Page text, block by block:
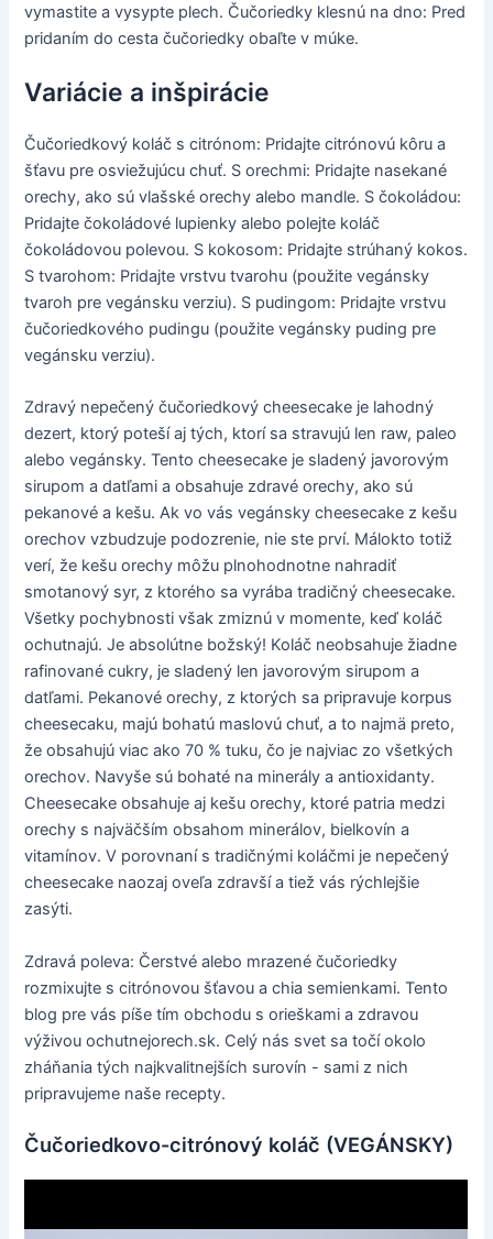
vymastite a vysypte plech. Čučoriedky klesnú na dno: Pred
pridaním do cesta čučoriedky obaľte v múke.
Variácie a inšpirácie
Čučoriedkový koláč s citrónom: Pridajte citrónovú kôru a
šťavu pre osviežujúcu chuť. S orechmi: Pridajte nasekané
orechy, ako sú vlašské orechy alebo mandle. S čokoládou:
Pridajte čokoládové lupienky alebo polejte koláč
čokoládovou polevou. S kokosom: Pridajte strúhaný kokos.
S tvarohom: Pridajte vrstvu tvarohu (použite vegánsky
tvaroh pre vegánsku verziu). S pudingom: Pridajte vrstvu
čučoriedkového pudingu (použite vegánsky puding pre
vegánsku verziu).
Zdravý nepečený čučoriedkový cheesecake je lahodný
dezert, ktorý poteší aj tých, ktorí sa stravujú len raw, paleo
alebo vegánsky. Tento cheesecake je sladený javorovým
sirupom a datľami a obsahuje zdravé orechy, ako sú
pekanové a kešu. Ak vo vás vegánsky cheesecake z kešu
orechov vzbudzuje podozrenie, nie ste prví. Málokto totiž
verí, že kešu orechy môžu plnohodnotne nahradiť
smotanový syr, z ktorého sa vyrába tradičný cheesecake.
Všetky pochybnosti však zmiznú v momente, keď koláč
ochutnajú. Je absolútne božský! Koláč neobsahuje žiadne
rafinované cukry, je sladený len javorovým sirupom a
datľami. Pekanové orechy, z ktorých sa pripravuje korpus
cheesecaku, majú bohatú maslovú chuť, a to najmä preto,
že obsahujú viac ako 70 % tuku, čo je najviac zo všetkých
orechov. Navyše sú bohaté na minerály a antioxidanty.
Cheesecake obsahuje aj kešu orechy, ktoré patria medzi
orechy s najväčším obsahom minerálov, bielkovín a
vitamínov. V porovnaní s tradičnými koláčmi je nepečený
cheesecake naozaj oveľa zdravší a tiež vás rýchlejšie
zasýti.
Zdravá poleva: Čerstvé alebo mrazené čučoriedky
rozmixujte s citrónovou šťavou a chia semienkami. Tento
blog pre vás píše tím obchodu s orieškami a zdravou
výživou ochutnejorech.sk. Celý nás svet sa točí okolo
zháňania tých najkvalitnejších surovín - sami z nich
pripravujeme naše recepty.
Čučoriedkovo-citrónový koláč (VEGÁNSKY)